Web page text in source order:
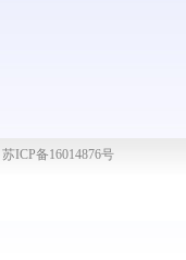
苏ICP备16014876号